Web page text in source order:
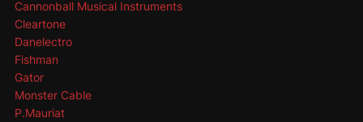
Cannonball Musical Instruments
Cleartone
Danelectro
Fishman
Gator
Monster Cable
P.Mauriat